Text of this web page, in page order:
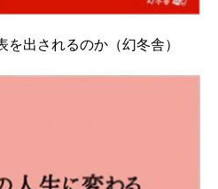
出されるのか（幻冬舎）